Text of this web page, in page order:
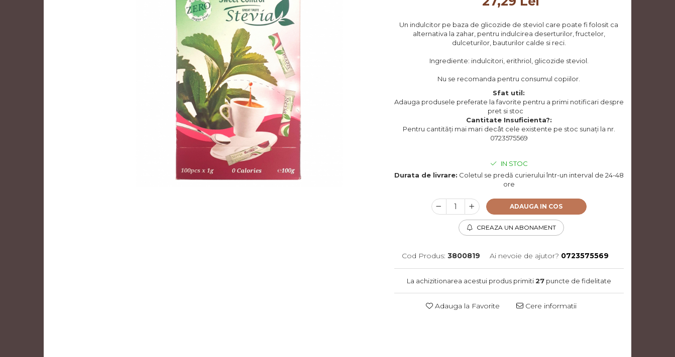
Un indulcitor pe baza de glicozide de steviol care poate fi folosit ca
alternativa la zahar, pentru indulcirea deserturilor, fructelor,
dulceturilor, bauturilor calde si reci.
Ingrediente: indulcitori, erithriol, glicozide steviol.
Nu se recomanda pentru consumul copiilor.
Sfat util:
Adauga produsele preferate la favorite pentru a primi notificari despre
pret si stoc
Cantitate Insuficienta?:
Pentru cantități mai mari decât cele existente pe stoc sunați la nr.
0723575569
IN STOC
Durata de livrare: Coletul se predă curierului într-un interval de 24-48
ore
ADAUGA IN COS
CREAZA UN ABONAMENT
Cod Produs: 3800819 Ai nevoie de ajutor? 0723575569
La achizitionarea acestui produs primiti27puncte de fidelitate
Adauga la Favorite Cere informatii